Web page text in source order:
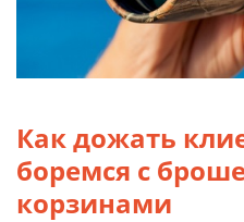
Как дожать
боремся с
корзинами